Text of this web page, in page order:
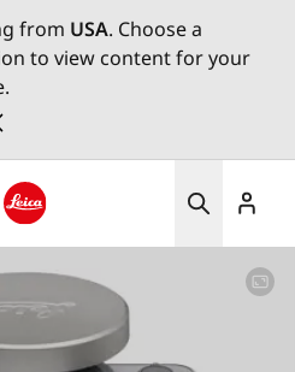
from USA. Choose a
to view content for your